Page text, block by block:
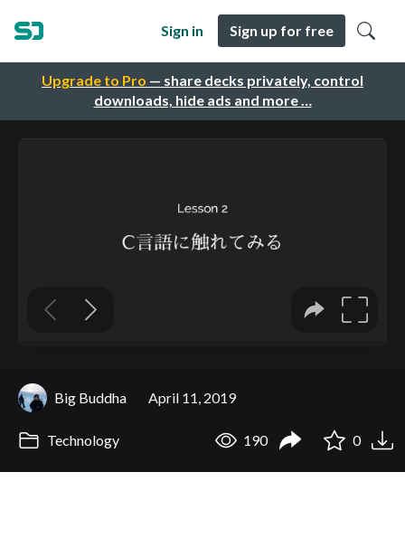
Upgrade to Pro — share decks privately, control
downloads, hide ads and more …
Sign in Sign up for free
Big Buddha April 11, 2019
Technology 190 0